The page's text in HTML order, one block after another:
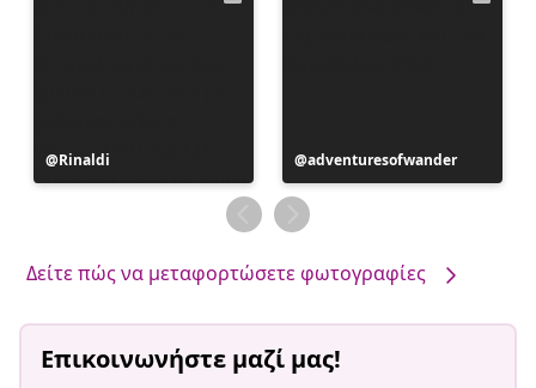
Η
ανάρτηση
Rinaldi
Η
ανάρτηση
δημοσιεύθηκε
από
adventuresofwander
Δείτε πώς να μεταφορτώσετε φωτογραφίες
Επικοινωνήστε μαζί μας!